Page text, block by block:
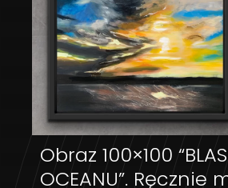
Obraz 100×100
OCEANU”. Ręcznie